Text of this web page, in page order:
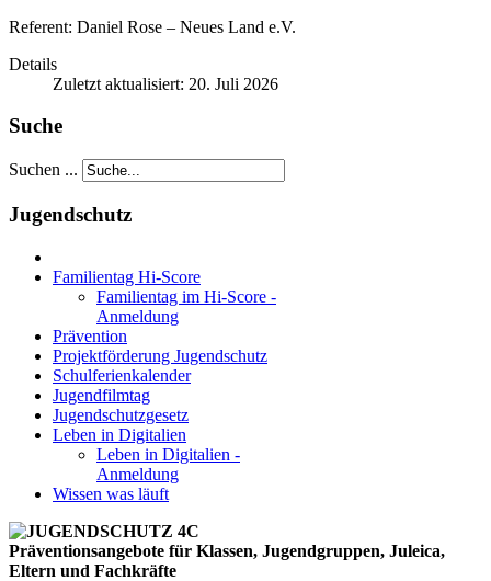
Referent: Daniel Rose – Neues Land e.V.
Details
Zuletzt aktualisiert: 20. Juli 2026
Suche
Suchen ...
Jugendschutz
Familientag Hi-Score
Familientag im Hi-Score -
Anmeldung
Prävention
Projektförderung Jugendschutz
Schulferienkalender
Jugendfilmtag
Jugendschutzgesetz
Leben in Digitalien
Leben in Digitalien -
Anmeldung
Wissen was läuft
Präventionsangebote für Klassen, Jugendgruppen, Juleica,
Eltern und Fachkräfte